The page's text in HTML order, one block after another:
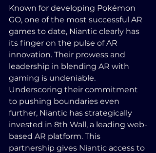
Known for developing Pokémon
GO, one of the most successful AR
games to date, Niantic clearly has
its finger on the pulse of AR
innovation. Their prowess and
leadership in blending AR with
gaming is undeniable.
Underscoring their commitment
to pushing boundaries even
further, Niantic has strategically
invested in 8th Wall, a leading web-
based AR platform. This
partnership gives Niantic access to